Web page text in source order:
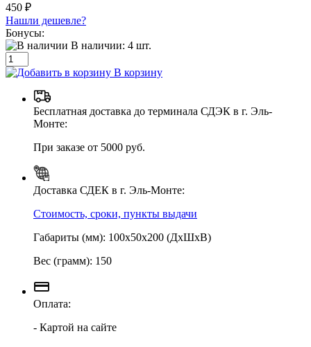
450 ₽
Нашли дешевле?
Бонусы:
В наличии: 4 шт.
В корзину
Бесплатная доставка до терминала СДЭК в г. Эль-
Монте:
При заказе от 5000 руб.
Доставка СДЕК в г. Эль-Монте:
Стоимость, сроки, пункты выдачи
Габариты (мм): 100х50х200 (ДхШхВ)
Вес (грамм): 150
Оплата:
- Картой на сайте